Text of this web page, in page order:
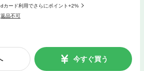
dカード利用でさらにポイント+2%
返品不可
今すぐ買う